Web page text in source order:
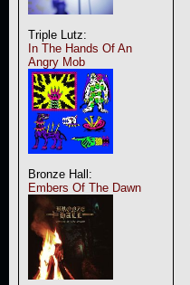
Triple Lutz:
In The Hands Of An
Angry Mob
Bronze Hall:
Embers Of The Dawn